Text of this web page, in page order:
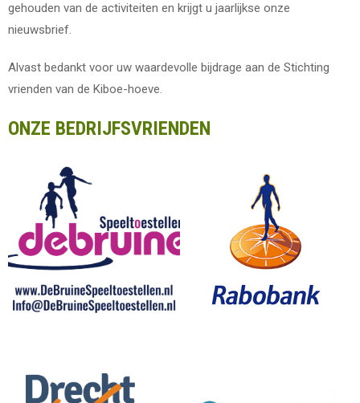
gehouden van de activiteiten en krijgt u jaarlijkse onze
nieuwsbrief.
Alvast bedankt voor uw waardevolle bijdrage aan de Stichting
vrienden van de Kiboe-hoeve.
ONZE BEDRIJFSVRIENDEN